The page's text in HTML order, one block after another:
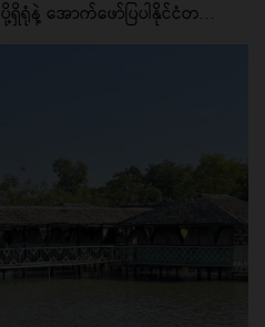
ရှိရုံနဲ့ အောက်ဖော်ပြပါနိုင်ငံတ...